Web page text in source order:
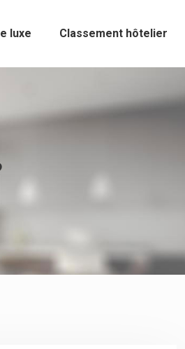
luxe Classement hôtelier